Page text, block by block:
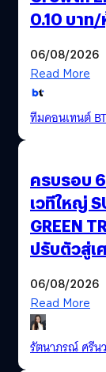
0.10 บาท
06/08/2026
Read More
ทีมคอนเทนต์ BT
ครบรอบ 6
เวทีใหญ่
GREEN
ปรับตัวสู่เ
06/08/2026
Read More
รัตนาภรณ์ ศรีน